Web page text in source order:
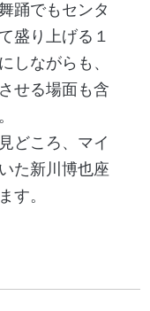
踊でもセンタ
盛り上げる１
しながらも、
せる場面も含
どころ、マイ
た新川博也座
す。